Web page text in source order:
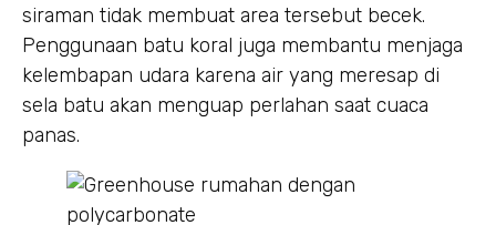
siraman tidak membuat area tersebut becek.
Penggunaan batu koral juga membantu menjaga
kelembapan udara karena air yang meresap di
sela batu akan menguap perlahan saat cuaca
panas.